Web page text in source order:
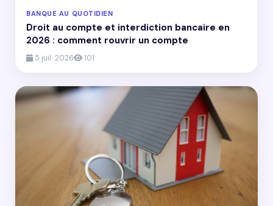
BANQUE AU QUOTIDIEN
Droit au compte et interdiction bancaire en
2026 : comment rouvrir un compte
5 juil. 2026 101